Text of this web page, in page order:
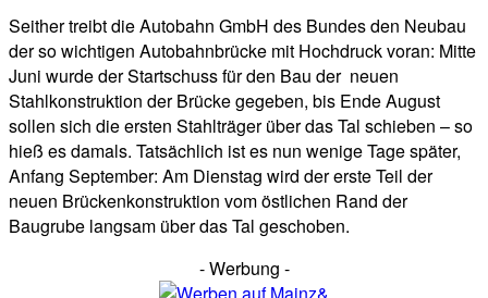
Seither treibt die Autobahn GmbH des Bundes den Neubau
der so wichtigen Autobahnbrücke mit Hochdruck voran: Mitte
Juni wurde der Startschuss für den Bau der neuen
Stahlkonstruktion der Brücke gegeben, bis Ende August
sollen sich die ersten Stahlträger über das Tal schieben – so
hieß es damals. Tatsächlich ist es nun wenige Tage später,
Anfang September: Am Dienstag wird der erste Teil der
neuen Brückenkonstruktion vom östlichen Rand der
Baugrube langsam über das Tal geschoben.
- Werbung -